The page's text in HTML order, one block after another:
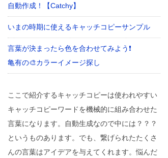
自動作成！【Catchy】
いまの時期に使えるキャッチコピーサンプル
言葉が決まったら色を合わせてみよう❗
亀有の🎨カラーイメージ探し
ここで紹介するキャッチコピーは使われやすい
キャッチコピーワードを機械的に組み合わせた
言葉になります。自動生成なので中には？？？
というものあります。でも、繋げられたたくさ
んの言葉はアイデアを与えてくれます。悩んだ